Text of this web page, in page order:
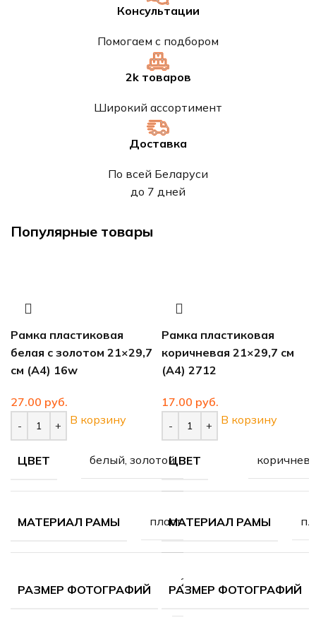
Консультации
Помогаем с подбором
2k товаров
Широкий ассортимент
Доставка
По всей Беларуси
до 7 дней
Популярные товары
пластик
см (А4)
Рамка пластиковая
коричневая 21×29,7 см
(А4) 2712
руб.
В корзину
ЦВЕТ коричневый
МАТЕРИАЛ РАМЫ пластик
РАЗМЕР ФОТОГРАФИЙ
см (А4)
Рамка пластиковая